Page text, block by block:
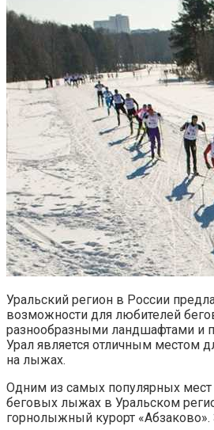
Уральский регион в России
возможности для любителей
разнообразными ландшафтами и
Урал является отличным местом
на лыжах.
Одним из самых популярных мест
беговых лыжах в Уральском
горнолыжный курорт